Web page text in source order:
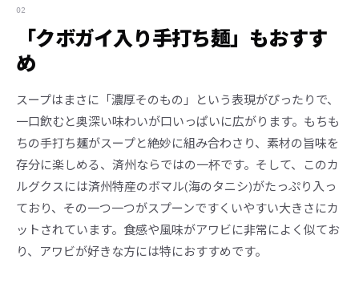
02
「クボガイ入り手打ち麺」もおすす
め
スープはまさに「濃厚そのもの」という表現がぴったりで、
一口飲むと奥深い味わいが口いっぱいに広がります。もちも
ちの手打ち麺がスープと絶妙に組み合わさり、素材の旨味を
存分に楽しめる、済州ならではの一杯です。そして、このカ
ルグクスには済州特産のボマル(海のタニシ)がたっぷり入っ
ており、その一つ一つがスプーンですくいやすい大きさにカ
ットされています。食感や風味がアワビに非常によく似てお
り、アワビが好きな方には特におすすめです。